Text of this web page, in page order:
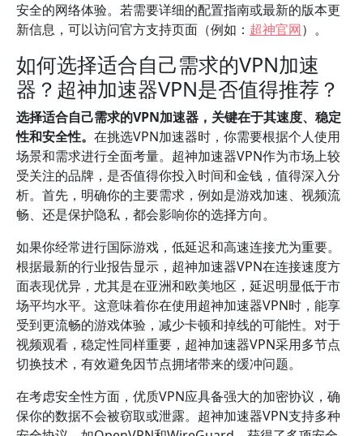
安全的网络体验。若需要详细的配置指南或最新的版本更
新信息，可以访问官方支持页面（例如： 超神官网）。
如何选择适合自己需求的VPN加速
器？超神加速器VPN是否值得推荐？
选择适合自己需求的VPN加速器，关键在于其速度、稳定
性和安全性。 在挑选VPN加速器时，你需要根据个人使用
场景和需求进行全面考量。超神加速器VPN作为市场上较
受关注的品牌，是否值得你投入时间和金钱，值得深入分
析。首先，明确你的主要需求，例如是游戏加速、视频流
畅、还是保护隐私，都会影响你的选择方向。
如果你经常进行国际游戏，低延迟和高速连接尤为重要。
根据最新的行业报告显示，超神加速器VPN在连接速度方
面表现优异，尤其是在亚洲和欧美地区，延迟明显低于市
场平均水平。这意味着你在使用超神加速器VPN时，能享
受到更流畅的游戏体验，减少卡顿和掉线的可能性。对于
视频观看，稳定性同样重要，超神加速器VPN采用多节点
切换技术，有效避免因节点拥堵带来的缓冲问题。
在考虑安全性方面，优质VPN应具备强大的加密协议，确
保你的数据不会被窃取或泄露。超神加速器VPN支持多种